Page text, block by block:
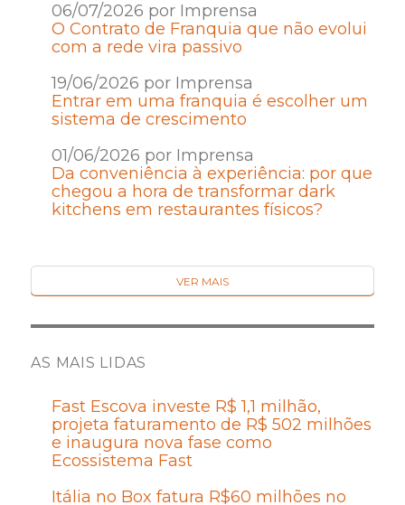
06/07/2026 por Imprensa
O Contrato de Franquia que não evolui
com a rede vira passivo
19/06/2026 por Imprensa
Entrar em uma franquia é escolher um
sistema de crescimento
01/06/2026 por Imprensa
Da conveniência à experiência: por que
chegou a hora de transformar dark
kitchens em restaurantes físicos?
VER MAIS
AS MAIS LIDAS
Fast Escova investe R$ 1,1 milhão,
projeta faturamento de R$ 502 milhões
e inaugura nova fase como
Ecossistema Fast
Itália no Box fatura R$60 milhões no